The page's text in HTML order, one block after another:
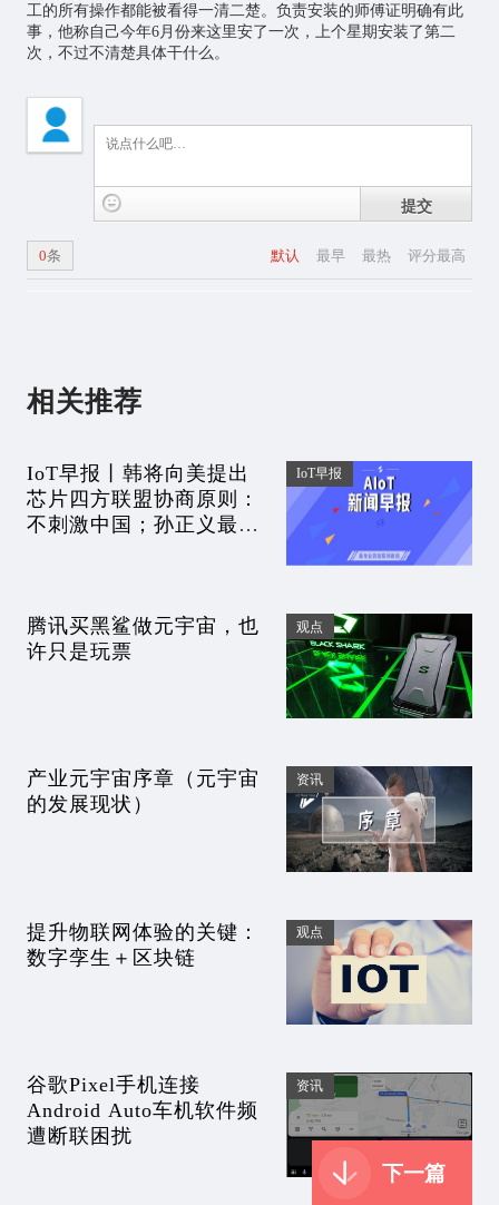
工的所有操作都能被看得一清二楚。负责安装的师傅证明确有此
事，他称自己今年6月份来这里安了一次，上个星期安装了第二
次，不过不清楚具体干什么。
提交
默认 最早 最热 评分最高
0条
相关推荐
IoT早报丨韩将向美提出
芯片四方联盟协商原则：
不刺激中国；孙正义最牛
IoT早报
腾讯买黑鲨做元宇宙，也
许只是玩票
观点
产业元宇宙序章（元宇宙
的发展现状）
资讯
提升物联网体验的关键：
数字孪生＋区块链
观点
谷歌Pixel手机连接
Android Auto车机软件频
遭断联困扰
资讯
下一篇